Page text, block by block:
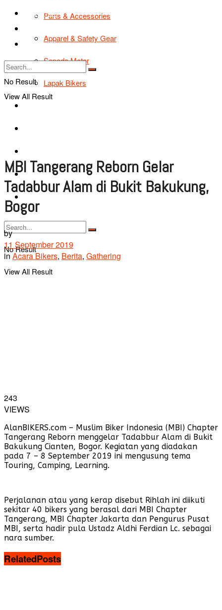
Parts & Accessories
Apparel & Safety Gear
Sepeda Motor
Lapak Bikers
Bikers Cars
No Result
View All Result
TIPS & TRIK
Tentang Kami
No Result
View All Result
MBI Tangerang Reborn Gelar
Tadabbur Alam di Bukit Bakukung,
Bogor
by
11 September 2019
in Acara Bikers, Berita, Gathering
243
VIEWS
AlanBIKERS.com – Muslim Biker Indonesia (MBI) Chapter
Tangerang Reborn menggelar Tadabbur Alam di Bukit
Bakukung Cianten, Bogor. Kegiatan yang diadakan
pada 7 – 8 September 2019 ini mengusung tema
Touring, Camping, Learning.
Perjalanan atau yang kerap disebut Rihlah ini diikuti
sekitar 40 bikers yang berasal dari MBI Chapter
Tangerang, MBI Chapter Jakarta dan Pengurus Pusat
MBI, serta hadir pula Ustadz Aldhi Ferdian Lc. sebagai
nara sumber.
RelatedPosts